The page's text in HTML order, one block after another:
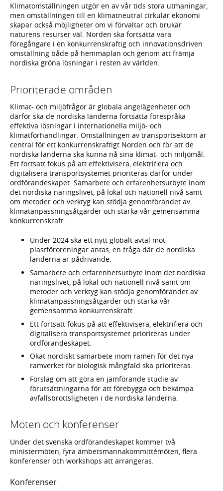
Klimatomställningen utgör en av vår tids stora utmaningar,
men omställningen till en klimatneutral cirkulär ekonomi
skapar också möjligheter om vi förvaltar och brukar
naturens resurser väl. Norden ska fortsätta vara
föregångare i en konkurrenskraftig och innovationsdriven
omställning både på hemmaplan och genom att främja
nordiska gröna lösningar i resten av världen.
Prioriterade områden
Klimat- och miljöfrågor är globala angelägenheter och
därför ska de nordiska länderna fortsätta förespråka
effektiva lösningar i internationella miljö- och
klimatförhandlingar. Omställningen av transportsektorn är
central för ett konkurrenskraftigt Norden och för att de
nordiska länderna ska kunna nå sina klimat- och miljömål.
Ett fortsatt fokus på att effektivisera, elektrifiera och
digitalisera transportsystemet prioriteras därför under
ordförandeskapet. Samarbete och erfarenhetsutbyte inom
det nordiska näringslivet, på lokal och nationell nivå samt
om metoder och verktyg kan stödja genomförandet av
klimatanpassningsåtgärder och stärka vår gemensamma
konkurrenskraft.
Under 2024 ska ett nytt globalt avtal mot
plastföroreningar antas, en fråga där de nordiska
länderna är pådrivande.
Samarbete och erfarenhetsutbyte inom det nordiska
näringslivet, på lokal och nationell nivå samt om
metoder och verktyg kan stödja genomförandet av
klimatanpassningsåtgärder och stärka vår
gemensamma konkurrenskraft.
Ett fortsatt fokus på att effektivisera, elektrifiera och
digitalisera transportsystemet prioriteras under
ordförandeskapet.
Ökat nordiskt samarbete inom ramen för det nya
ramverket för biologisk mångfald ska prioriteras.
Förslag om att göra en jämförande studie av
förutsättningarna för att förebygga och bekämpa
avfallsbrottsligheten i de nordiska länderna.
Möten och konferenser
Under det svenska ordförandeskapet kommer två
ministermöten, fyra ämbetsmannakommittémöten, flera
konferenser och workshops att arrangeras.
Konferenser